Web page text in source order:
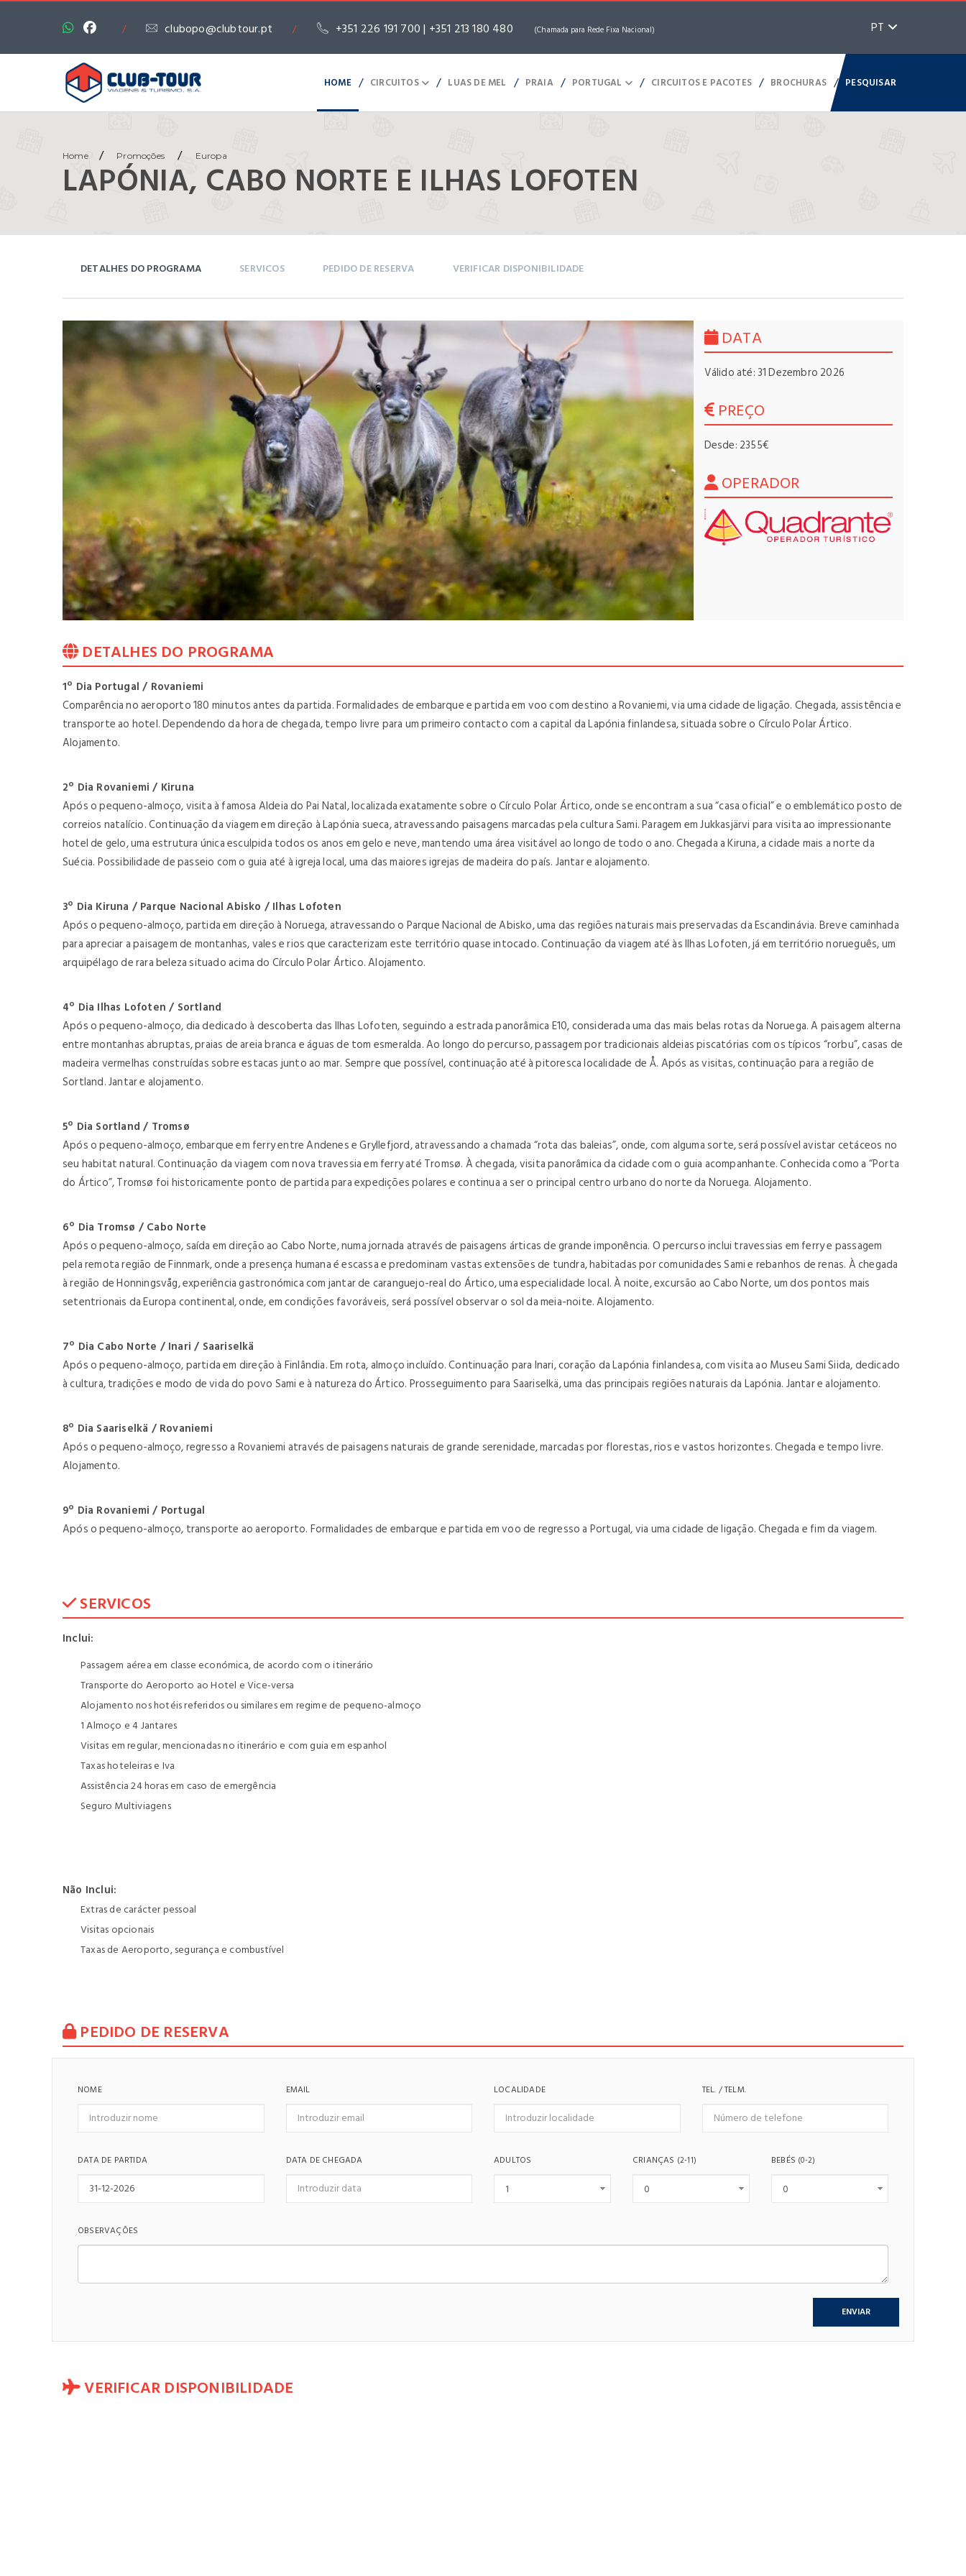
/ clubopo@clubtour.pt / +351 226 191 700 | +351 213 180 480 (Chamada para Rede Fixa Nacional) PT
HOME / CIRCUITOS / LUAS DE MEL / PRAIA / PORTUGAL / CIRCUITOS E PACOTES / BROCHURAS / PESQUISAR
Home / Promoções / Europa
LAPÓNIA, CABO NORTE E ILHAS LOFOTEN
DETALHES DO PROGRAMA SERVICOS PEDIDO DE RESERVA VERIFICAR DISPONIBILIDADE
DATA
Válido até: 31 Dezembro 2026
PREÇO
Desde: 2355€
OPERADOR
DETALHES DO PROGRAMA
1º Dia Portugal / Rovaniemi
Comparência no aeroporto 180 minutos antes da partida. Formalidades de embarque e partida em voo com destino a Rovaniemi, via uma cidade de ligação. Chegada, assistência e
transporte ao hotel. Dependendo da hora de chegada, tempo livre para um primeiro contacto com a capital da Lapónia finlandesa, situada sobre o Círculo Polar Ártico.
Alojamento.
2º Dia Rovaniemi / Kiruna
Após o pequeno-almoço, visita à famosa Aldeia do Pai Natal, localizada exatamente sobre o Círculo Polar Ártico, onde se encontram a sua “casa oficial” e o emblemático posto de
correios natalício. Continuação da viagem em direção à Lapónia sueca, atravessando paisagens marcadas pela cultura Sami. Paragem em Jukkasjärvi para visita ao impressionante
hotel de gelo, uma estrutura única esculpida todos os anos em gelo e neve, mantendo uma área visitável ao longo de todo o ano. Chegada a Kiruna, a cidade mais a norte da
Suécia. Possibilidade de passeio com o guia até à igreja local, uma das maiores igrejas de madeira do país. Jantar e alojamento.
3º Dia Kiruna / Parque Nacional Abisko / Ilhas Lofoten
Após o pequeno-almoço, partida em direção à Noruega, atravessando o Parque Nacional de Abisko, uma das regiões naturais mais preservadas da Escandinávia. Breve caminhada
para apreciar a paisagem de montanhas, vales e rios que caracterizam este território quase intocado. Continuação da viagem até às Ilhas Lofoten, já em território norueguês, um
arquipélago de rara beleza situado acima do Círculo Polar Ártico. Alojamento.
4º Dia Ilhas Lofoten / Sortland
Após o pequeno-almoço, dia dedicado à descoberta das Ilhas Lofoten, seguindo a estrada panorâmica E10, considerada uma das mais belas rotas da Noruega. A paisagem alterna
entre montanhas abruptas, praias de areia branca e águas de tom esmeralda. Ao longo do percurso, passagem por tradicionais aldeias piscatórias com os típicos “rorbu”, casas de
madeira vermelhas construídas sobre estacas junto ao mar. Sempre que possível, continuação até à pitoresca localidade de Å. Após as visitas, continuação para a região de
Sortland. Jantar e alojamento.
5º Dia Sortland / Tromsø
Após o pequeno-almoço, embarque em ferry entre Andenes e Gryllefjord, atravessando a chamada “rota das baleias”, onde, com alguma sorte, será possível avistar cetáceos no
seu habitat natural. Continuação da viagem com nova travessia em ferry até Tromsø. À chegada, visita panorâmica da cidade com o guia acompanhante. Conhecida como a “Porta
do Ártico”, Tromsø foi historicamente ponto de partida para expedições polares e continua a ser o principal centro urbano do norte da Noruega. Alojamento.
6º Dia Tromsø / Cabo Norte
Após o pequeno-almoço, saída em direção ao Cabo Norte, numa jornada através de paisagens árticas de grande imponência. O percurso inclui travessias em ferry e passagem
pela remota região de Finnmark, onde a presença humana é escassa e predominam vastas extensões de tundra, habitadas por comunidades Sami e rebanhos de renas. À chegada
à região de Honningsvåg, experiência gastronómica com jantar de caranguejo-real do Ártico, uma especialidade local. À noite, excursão ao Cabo Norte, um dos pontos mais
setentrionais da Europa continental, onde, em condições favoráveis, será possível observar o sol da meia-noite. Alojamento.
7º Dia Cabo Norte / Inari / Saariselkä
Após o pequeno-almoço, partida em direção à Finlândia. Em rota, almoço incluído. Continuação para Inari, coração da Lapónia finlandesa, com visita ao Museu Sami Siida, dedicado
à cultura, tradições e modo de vida do povo Sami e à natureza do Ártico. Prosseguimento para Saariselkä, uma das principais regiões naturais da Lapónia. Jantar e alojamento.
8º Dia Saariselkä / Rovaniemi
Após o pequeno-almoço, regresso a Rovaniemi através de paisagens naturais de grande serenidade, marcadas por florestas, rios e vastos horizontes. Chegada e tempo livre.
Alojamento.
9º Dia Rovaniemi / Portugal
Após o pequeno-almoço, transporte ao aeroporto. Formalidades de embarque e partida em voo de regresso a Portugal, via uma cidade de ligação. Chegada e fim da viagem.
SERVICOS
Inclui:
Passagem aérea em classe económica, de acordo com o itinerário
Transporte do Aeroporto ao Hotel e Vice-versa
Alojamento nos hotéis referidos ou similares em regime de pequeno-almoço
1 Almoço e 4 Jantares
Visitas em regular, mencionadas no itinerário e com guia em espanhol
Taxas hoteleiras e Iva
Assistência 24 horas em caso de emergência
Seguro Multiviagens
Não Inclui:
Extras de carácter pessoal
Visitas opcionais
Taxas de Aeroporto, segurança e combustível
PEDIDO DE RESERVA
NOME EMAIL LOCALIDADE TEL. / TELM.
DATA DE PARTIDA DATA DE CHEGADA ADULTOS CRIANÇAS (2-11) BEBÉS (0-2)
OBSERVAÇÕES
VERIFICAR DISPONIBILIDADE